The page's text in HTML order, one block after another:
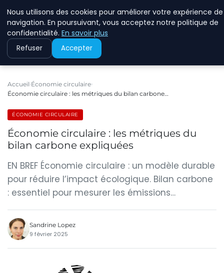
Accueil Économie circulaire
Économie circulaire : les métriques du bilan carbone…
ÉCONOMIE CIRCULAIRE
Économie circulaire : les métriques du
bilan carbone expliquées
EN BREF Économie circulaire : un modèle durable
pour réduire l’impact écologique. Bilan carbone
: essentiel pour mesurer les émissions…
Sandrine Lopez
9 février 2025
Nous utilisons des cookies pour améliorer votre expérience de
navigation. En poursuivant, vous acceptez notre politique de
confidentialité. En savoir plus
Refuser Accepter